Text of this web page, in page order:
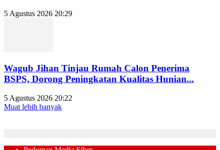
5 Agustus 2026 20:29
Wagub Jihan Tinjau Rumah Calon Penerima
BSPS, Dorong Peningkatan Kualitas Hunian...
5 Agustus 2026 20:22
Muat lebih banyak